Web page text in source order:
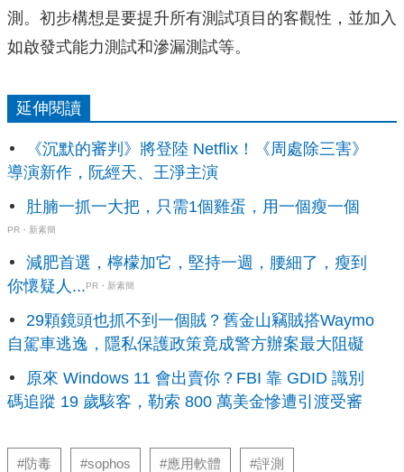
測。初步構想是要提升所有測試項目的客觀性，並加入
如啟發式能力測試和滲漏測試等。
延伸閱讀
《沉默的審判》將登陸 Netflix！《周處除三害》
導演新作，阮經天、王淨主演
肚腩一抓一大把，只需1個雞蛋，用一個瘦一個
PR・新素簡
減肥首選，檸檬加它，堅持一週，腰細了，瘦到
你懷疑人...PR・新素簡
29顆鏡頭也抓不到一個賊？舊金山竊賊搭Waymo
自駕車逃逸，隱私保護政策竟成警方辦案最大阻礙
原來 Windows 11 會出賣你？FBI 靠 GDID 識別
碼追蹤 19 歲駭客，勒索 800 萬美金慘遭引渡受審
#防毒 #sophos #應用軟體 #評測